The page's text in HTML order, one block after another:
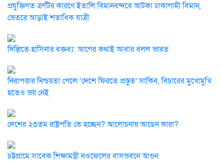
প্রযুক্তিগত ত্রুটির কারণে ইতালি বিমানবন্দরে আটকা ঢাকাগামী বিমান,
ভেতরে আড়াই শতাধিক যাত্রী
দিল্লিতে হাসিনার বক্তব্য: আগের কথাই আবার বলল ভারত
নিরাপত্তার নিশ্চয়তা পেলে ‘দেশে ফিরতে প্রস্তুত’ সাকিব, বিচারের মুখোমুখি
হতেও ভয় নেই
দেশের ২৩তম রাষ্ট্রপতি কে হচ্ছেন? আলোচনায় আছেন কারা?
চট্টগ্রামে সাবেক শিক্ষামন্ত্রী নওফেলের বাসভবনে আগুন